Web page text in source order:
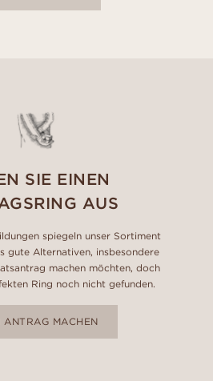
SIE EINEN
AUS
spiegeln unser Sortiment
gute Alternativen, insbesondere
machen möchten, doch
Ring noch nicht gefunden.
ANTRAG MACHEN